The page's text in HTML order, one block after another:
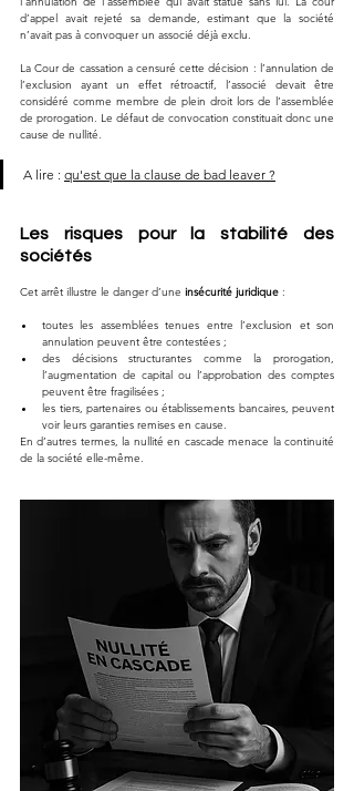
d’appel avait rejeté sa demande, estimant que la société
n’avait pas à convoquer un associé déjà exclu.
La Cour de cassation a censuré cette décision : l’annulation de
l’exclusion ayant un effet rétroactif, l’associé devait être
considéré comme membre de plein droit lors de l’assemblée
de prorogation. Le défaut de convocation constituait donc une
cause de nullité.
A lire : qu'est que la clause de bad leaver ?
Les risques pour la stabilité des
sociétés
Cet arrêt illustre le danger d’une insécurité juridique :
toutes les assemblées tenues entre l’exclusion et son
annulation peuvent être contestées ;
des décisions structurantes comme la prorogation,
l’augmentation de capital ou l’approbation des comptes
peuvent être fragilisées ;
les tiers, partenaires ou établissements bancaires, peuvent
voir leurs garanties remises en cause.
En d’autres termes, la nullité en cascade menace la continuité
de la société elle-même.